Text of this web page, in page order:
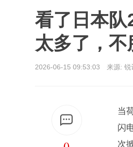
看了日本
太多了，不
2026-06-15 09:53:03 来源: 锐
当
闪
次